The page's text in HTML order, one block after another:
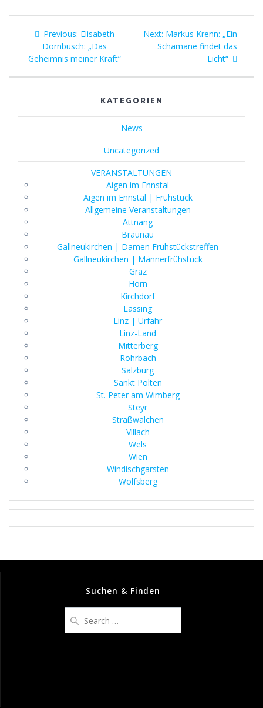
Beitragsnavigation
Previous: Previous
post:
Elisabeth
Dornbusch: „Das
Geheimnis meiner Kraft“
Next: Next
post:
Markus Krenn: „Ein
Schamane findet das
Licht“
KATEGORIEN
News
Uncategorized
VERANSTALTUNGEN
Aigen im Ennstal
Aigen im Ennstal | Frühstück
Allgemeine Veranstaltungen
Attnang
Braunau
Gallneukirchen | Damen Frühstückstreffen
Gallneukirchen | Männerfrühstück
Graz
Horn
Kirchdorf
Lassing
Linz | Urfahr
Linz-Land
Mitterberg
Rohrbach
Salzburg
Sankt Pölten
St. Peter am Wimberg
Steyr
Straßwalchen
Villach
Wels
Wien
Windischgarsten
Wolfsberg
Suchen & Finden
for: